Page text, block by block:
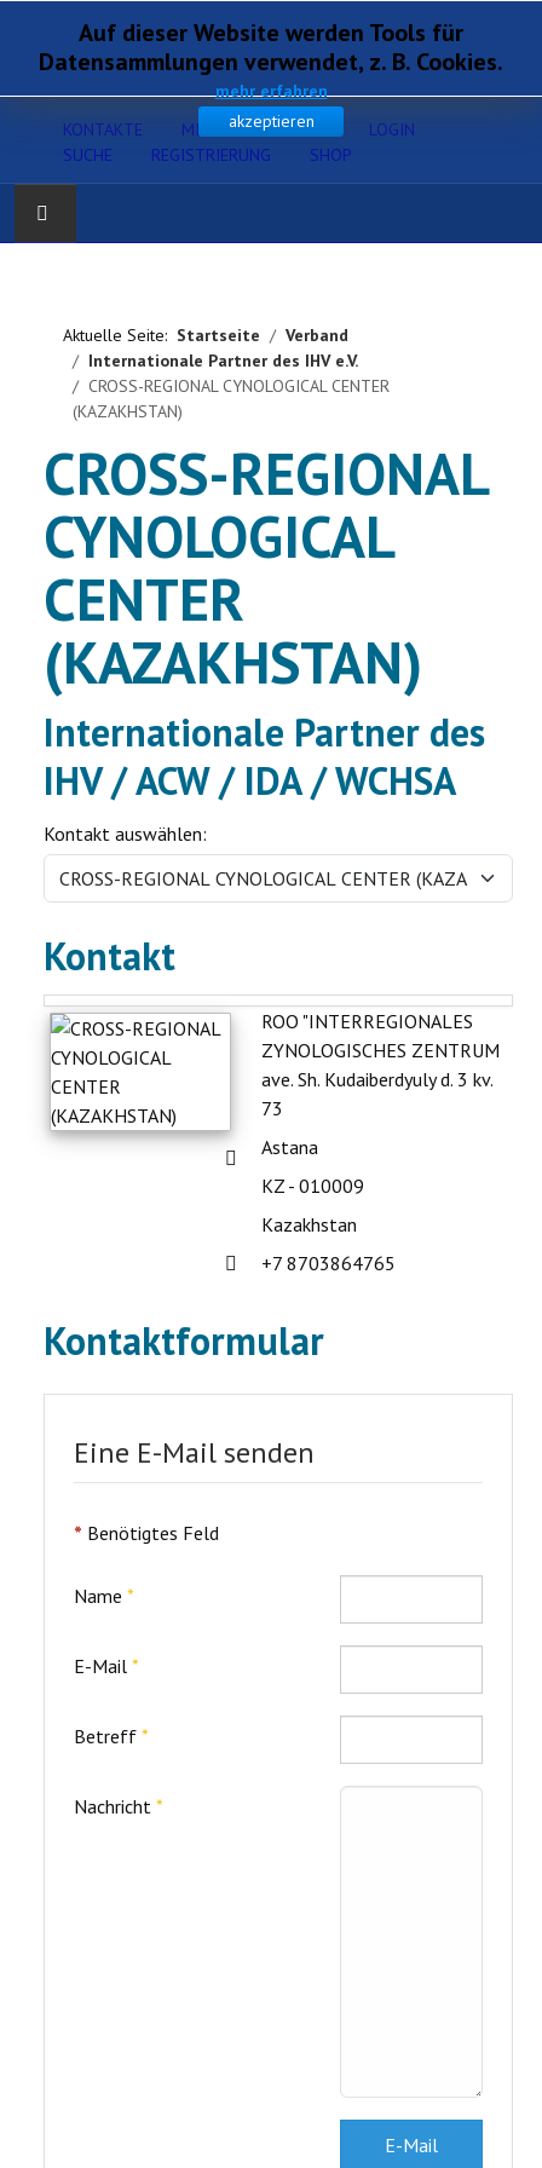
KONTAKTE MITGLIEDERSERVICE
LOGIN
SUCHE
REGISTRIERUNG SHOP
Verband
Gesundheit
Zucht
Ausbildung
Ausstellung
Service
Aktuelle Seite: Startseite
Verband
Internationale Partner des IHV e.V.
CROSS-REGIONAL CYNOLOGICAL CENTER
(KAZAKHSTAN)
Auf dieser Website werden Tools für
Datensammlungen verwendet, z. B. Cookies.
mehr erfahren
akzeptieren
CROSS-REGIONAL
CYNOLOGICAL
CENTER
(KAZAKHSTAN)
Internationale Partner des
IHV / ACW / IDA / WCHSA
Kontakt auswählen:
Kontakt
Adresse:
ROO "INTERREGIONALES
ZYNOLOGISCHES ZENTRUM
ave. Sh. Kudaiberdyuly d. 3 kv.
73
Astana
KZ - 010009
Kazakhstan
Telefon:
+7 8703864765
Kontaktformular
Eine E-Mail senden
* Benötigtes Feld
Name *
E-Mail *
Betreff *
Nachricht *
E-Mail